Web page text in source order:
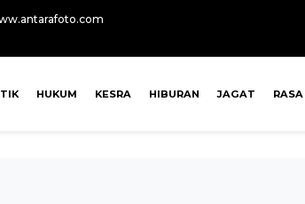
HUKUM KESRA HIBURAN JAGAT RASA